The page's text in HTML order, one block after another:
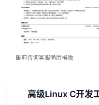
售前咨询客服简历模板
高级Linux C开发